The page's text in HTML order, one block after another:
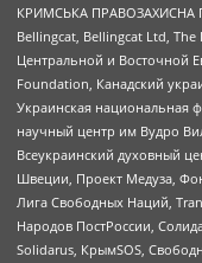
КРИМСЬКА ПРАВОЗАХИСНА
Bellingcat, Bellingcat Ltd,
Центральной и Восточной
Foundation, Канадский
Украинская национальная
научный центр им Вудро
Всеукраинский духовный
Швеции, Проект Медуза,
Лига Свободных Наций,
Народов ПостРоссии,
Solidarus, КрымSOS,